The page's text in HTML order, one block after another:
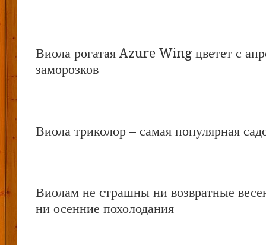
Виола рогатая Azure Wing цветет с
заморозков
Виола триколор – самая популярная
Виолам не страшны ни возвратные
ни осенние похолодания